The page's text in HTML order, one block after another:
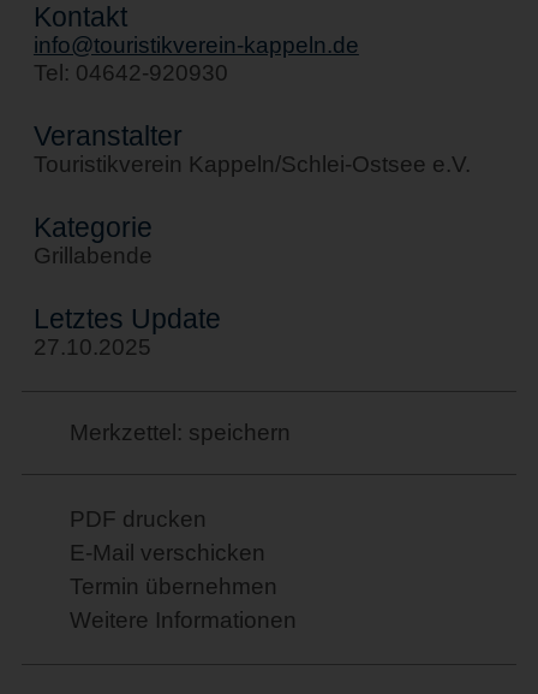
Kontakt
info@touristikverein-kappeln.de
Tel: 04642-920930
Veranstalter
Touristikverein Kappeln/Schlei-Ostsee e.V.
Kategorie
Grillabende
Letztes Update
27.10.2025
Merkzettel: speichern
PDF drucken
E-Mail verschicken
Termin übernehmen
Weitere Informationen